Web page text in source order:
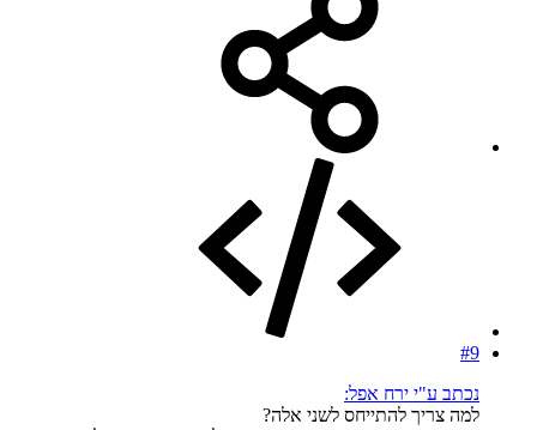
#9
נכתב ע"י ירח אפל:
למה צריך להתייחס לשני אלה?